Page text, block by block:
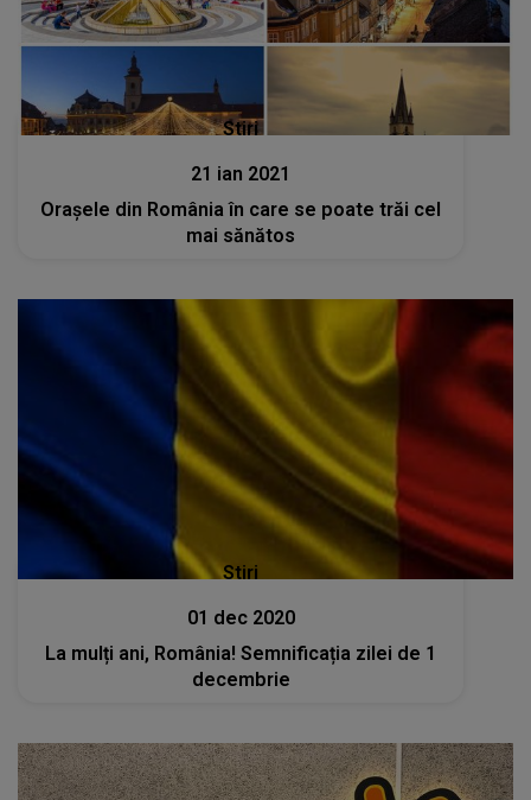
Stiri
21 ian 2021
Orașele din România în care se poate trăi cel
mai sănătos
Stiri
01 dec 2020
La mulți ani, România! Semnificația zilei de 1
decembrie